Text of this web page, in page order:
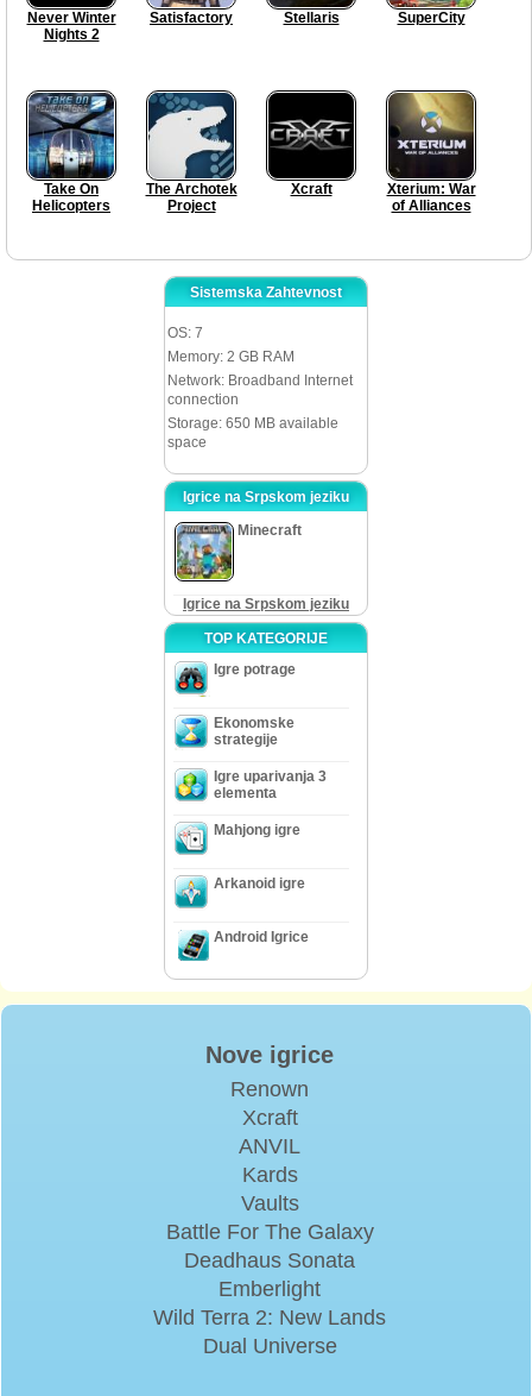
Never Winter
Nights 2
Satisfactory Stellaris SuperCity
Take On
Helicopters
The Archotek
Project
Xcraft
Xterium: War
of Alliances
Sistemska Zahtevnost
OS: 7
Memory: 2 GB RAM
Network: Broadband Internet
connection
Storage: 650 MB available
space
Igrice na Srpskom jeziku
Minecraft
Igrice na Srpskom jeziku
TOP KATEGORIJE
Igre potrage
Ekonomske
strategije
Igre uparivanja 3
elementa
Mahjong igre
Arkanoid igre
Android Igrice
Nove igrice
Renown
Xcraft
ANVIL
Kards
Vaults
Battle For The Galaxy
Deadhaus Sonata
Emberlight
Wild Terra 2: New Lands
Dual Universe